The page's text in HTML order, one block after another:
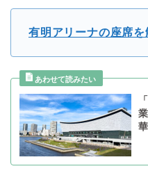
有明アリーナの座席を